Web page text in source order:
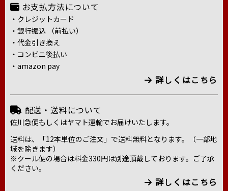
お支払方法について
・クレジットカード
・銀行振込 （前払い）
・代金引き換え
・コンビニ後払い
・amazon pay
詳しくはこちら
配送・送料について
佐川急便もしくはヤマト運輸でお届けいたします。
送料は、「12本単位のご注文」で送料無料となります。（一部地
域を除きます）
※クール便の場合は料金330円は別途頂戴しております。ご了承
ください。
詳しくはこちら